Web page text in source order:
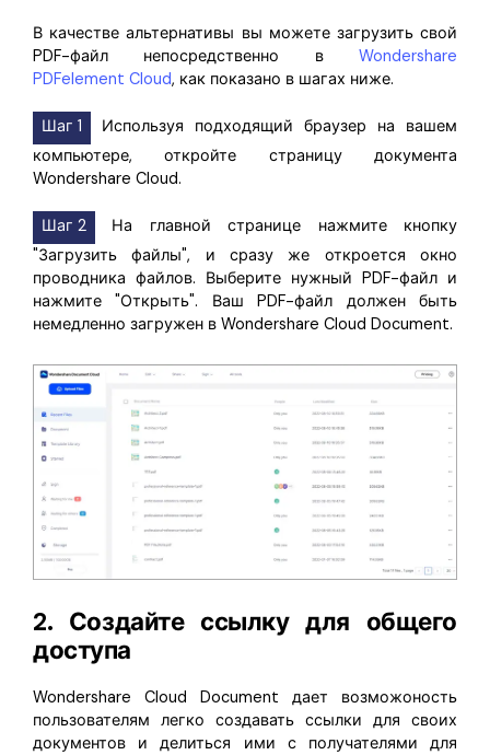
В качестве альтернативы вы можете загрузить свой
PDF-файл непосредственно в Wondershare
PDFelement Cloud, как показано в шагах ниже.
Шаг 1
Используя подходящий браузер на вашем
компьютере, откройте страницу документа
Wondershare Cloud.
Шаг 2
На главной странице нажмите кнопку
"Загрузить файлы", и сразу же откроется окно
проводника файлов. Выберите нужный PDF-файл и
нажмите "Открыть". Ваш PDF-файл должен быть
немедленно загружен в Wondershare Cloud Document.
2. Создайте ссылку для общего
доступа
Wondershare Cloud Document дает возможоность
пользователям легко создавать ссылки для своих
документов и делиться ими с получателями для